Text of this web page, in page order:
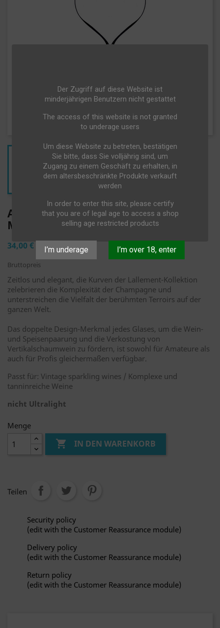
Der Zugriff auf diese Website ist
minderjährigen Benutzern nicht gestattet
The access of this website is not granted
to underage users
Um diese Website zu betreten, bestätigen
Sie bitte, dass Sie volljährig sind, um
Zugang zu einem Geschäft zu erhalten, in
dem altersbeschränkte Produkte verkauft
werden
In order to enter this site, please certify
that you are of legal age to access a shop
selling age restricted products
I’m underage I’m over 18, enter
A.LALLEMENT N°1 - 75CL
MUNDGEBLASEN
34,00 €
Bruttopreis
Zeitlos und elegant, die Kurven der Lallement-Kollektion
zelebrieren die Komplexität der Champagne und
unterstreichen die Vielfalt der berühmten Terroirs auf der
ganzen Welt.
Das doppelte Design-Merkmal jedes Glases, um die Wein-
und Speisenpaarung und die Verkostung von
Vertikalschaumwein zu fördern, ist sowohl für Amateure als
auch für Profis gleichermaßen verfügbar.
Passt für: Vintage sparkling wines / Komplexe und
tanninreiche Weine
nicht Ultralight
Menge
 IN DEN WARENKORB
Teilen
Security policy
(edit with the Customer Reassurance module)
Delivery policy
(edit with the Customer Reassurance module)
Return policy
(edit with the Customer Reassurance module)